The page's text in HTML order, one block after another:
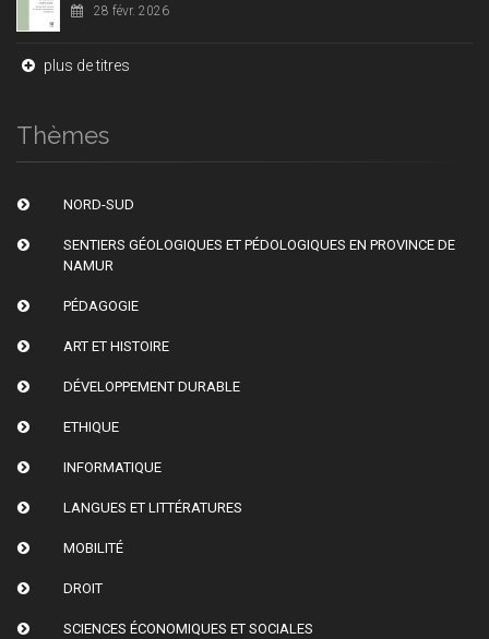
28 févr. 2026
plus de titres
Thèmes
NORD-SUD
SENTIERS GÉOLOGIQUES ET PÉDOLOGIQUES EN PROVINCE DE
NAMUR
PÉDAGOGIE
ART ET HISTOIRE
DÉVELOPPEMENT DURABLE
ETHIQUE
INFORMATIQUE
LANGUES ET LITTÉRATURES
MOBILITÉ
DROIT
SCIENCES ÉCONOMIQUES ET SOCIALES